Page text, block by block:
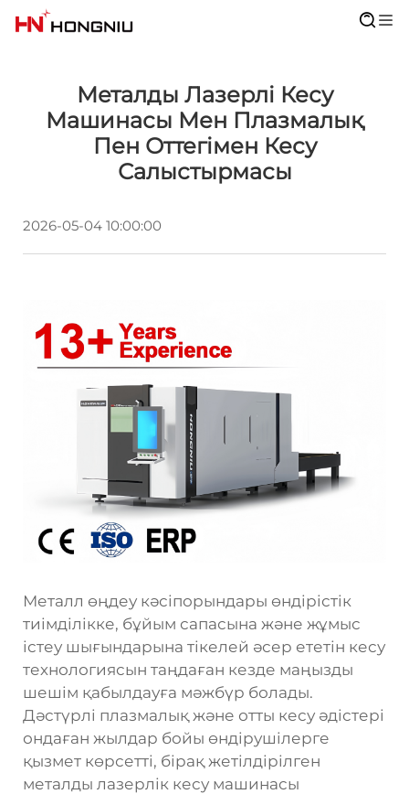
Металды Лазерлі Кесу
Машинасы Мен Плазмалық
Пен Оттегімен Кесу
Салыстырмасы
2026-05-04 10:00:00
Металл өңдеу кәсіпорындары өндірістік
тиімділікке, бұйым сапасына және жұмыс
істеу шығындарына тікелей әсер ететін кесу
технологиясын таңдаған кезде маңызды
шешім қабылдауға мәжбүр болады.
Дәстүрлі плазмалық және отты кесу әдістері
ондаған жылдар бойы өндірушілерге
қызмет көрсетті, бірақ жетілдірілген
металды лазерлік кесу машинасы